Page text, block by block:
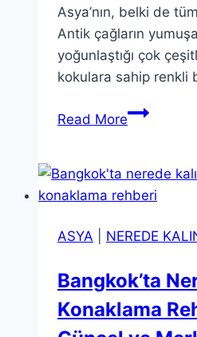
Asya’nın, belki de
Antik çağların
yoğunlaştığı çok
kokulara sahip renkli
Read MoreBangkok
Yaptığı
5
Hata
ASYA NEREDE
Bangkok’ta
Konaklama